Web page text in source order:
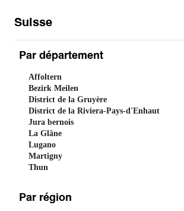
Suisse
Par département
Affoltern
Bezirk Meilen
District de la Gruyère
District de la Riviera-Pays-d'Enhaut
Jura bernois
La Glâne
Lugano
Martigny
Thun
Par région